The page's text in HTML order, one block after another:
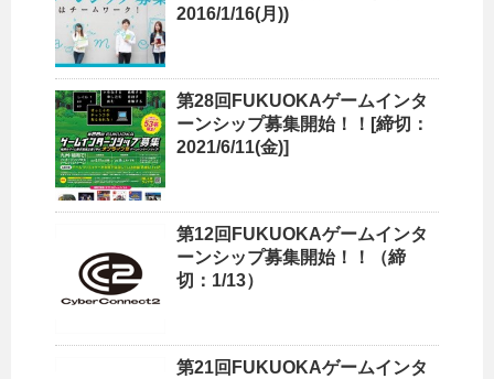
2016/1/16(月))
第28回FUKUOKAゲームインタ
ーンシップ募集開始！！[締切：
2021/6/11(金)]
第12回FUKUOKAゲームインタ
ーンシップ募集開始！！（締
切：1/13）
第21回FUKUOKAゲームインタ